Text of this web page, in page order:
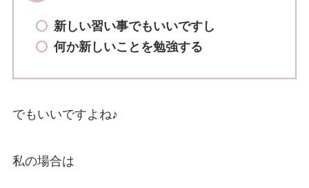
新しい習い事でもいいですし
何か新しいことを勉強する
でもいいですよね♪
私の場合は